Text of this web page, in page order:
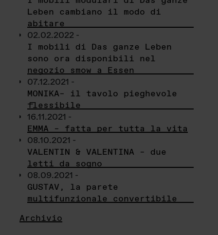
Leben cambiano il modo di
abitare
02.02.2022 -
I mobili di Das ganze Leben
sono ora disponibili nel
negozio smow a Essen
07.12.2021 -
MONIKA– il tavolo pieghevole
flessibile
16.11.2021 -
EMMA – fatta per tutta la vita
08.10.2021 -
VALENTIN & VALENTINA – due
letti da sogno
08.09.2021 -
GUSTAV, la parete
multifunzionale convertibile
Archivio